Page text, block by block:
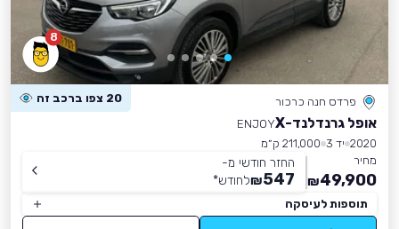
8
פרדס חנה כרכור 20 צפו ברכב זה
אופל גרנדלנד-X
ENJOY
2020 יד 3
211,000 ק״מ
מחיר
49,900
₪
החזר חודשי מ-
547
₪לחודש*
תוספות לעיסקה